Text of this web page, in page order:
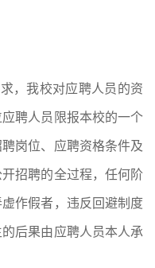
，我校对应聘人员的资
聘人员限报本校的一个
岗位、应聘资格条件及
招聘的全过程，任何阶
作假者，违反回避制度
后果由应聘人员本人承